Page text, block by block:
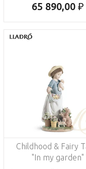
65 890,00 ₽
Childhood & Fairy
"In my garden"